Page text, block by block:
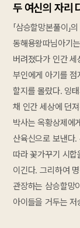
두 여신의 자리
「삼승할망본풀이
동해용왕따님아기
버려졌다가 인간
부인에게 아기를
할지를 몰랐다. 잉
채 인간 세상에 던
박사는 옥황상제에
산육신으로 보낸다
따라 꽃가꾸기 시
이긴다. 그리하여
관장하는 삼승할망
아이들을 거두는